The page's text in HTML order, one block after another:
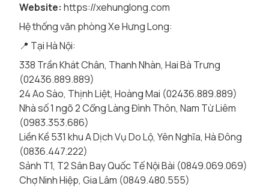
Website: https://xehunglong.com
Hệ thống văn phòng Xe Hưng Long:
📍 Tại Hà Nội:
338 Trần Khát Chân, Thanh Nhàn, Hai Bà Trưng
(02436.889.889)
24 Ao Sào, Thịnh Liệt, Hoàng Mai (02436.889.889)
Nhà số 1 ngõ 2 Cổng Làng Đình Thôn, Nam Từ Liêm
(0983.353.686)
Liền Kề 531 khu A Dịch Vụ Do Lộ, Yên Nghĩa, Hà Đông
(0836.447.222)
Sảnh T1, T2 Sân Bay Quốc Tế Nội Bài (0849.069.069)
Chợ Ninh Hiệp, Gia Lâm (0849.480.555)